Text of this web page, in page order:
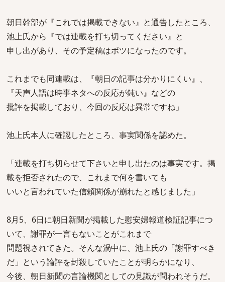
朝日幹部が『これでは掲載できない』と通告したところ、
池上氏から『では連載を打ち切ってください』と
申し出があり、その予定稿はボツになったのです。
これまでも同連載は、『朝日の記事は分かりにくい』、
『天声人語は時事ネタへの反応が鈍い』などの
批評を掲載しており、今回の反応は異常ですね」
池上氏本人に確認したところ、事実関係を認めた。
「連載を打ち切らせて下さいと申し出たのは事実です。掲
載を拒否されたので、これまで何を書いても
いいと言われていた信頼関係が崩れたと感じました」
8月5、6日に朝日新聞が掲載した慰安婦報道検証記事につ
いて、謝罪が一言もないことがこれまで
問題視されてきた。そんな渦中に、池上氏の「謝罪すべき
だ」という論評を封殺していたことが明らかになり、
今後、朝日新聞の言論機関としての見識が問われそうだ。